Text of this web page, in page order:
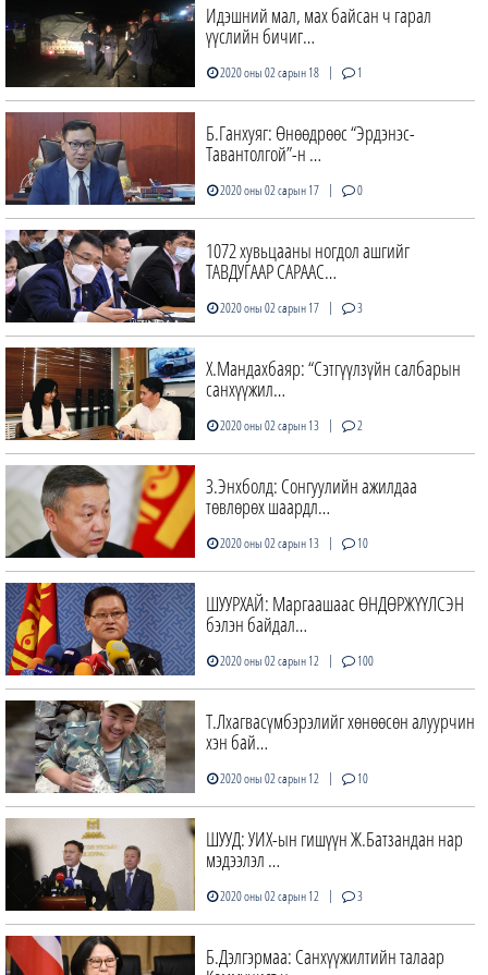
Идэшний мал, мах байсан ч гарал
үүслийн бичиг…
2020 оны 02 сарын 18 | 1
Б.Ганхуяг: Өнөөдрөөс “Эрдэнэс-
Тавантолгой”-н …
2020 оны 02 сарын 17 | 0
1072 хувьцааны ногдол ашгийг
ТАВДУГААР САРААС…
2020 оны 02 сарын 17 | 3
Х.Мандахбаяр: “Сэтгүүлзүйн салбарын
санхүүжил…
2020 оны 02 сарын 13 | 2
З.Энхболд: Сонгуулийн ажилдаа
төвлөрөх шаардл…
2020 оны 02 сарын 13 | 10
ШУУРХАЙ: Маргаашаас ӨНДӨРЖҮҮЛСЭН
бэлэн байдал…
2020 оны 02 сарын 12 | 100
Т.Лхагвасүмбэрэлийг хөнөөсөн алуурчин
хэн бай…
2020 оны 02 сарын 12 | 10
ШУУД: УИХ-ын гишүүн Ж.Батзандан нар
мэдээлэл …
2020 оны 02 сарын 12 | 3
Б.Дэлгэрмаа: Санхүүжилтийн талаар